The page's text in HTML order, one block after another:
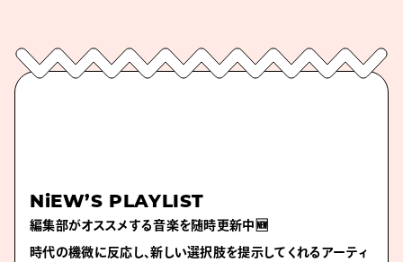
NiEW’S PLAYLIST
編集部がオススメする音楽を随時更新中🆕
時代の機微に反応し、新しい選択肢を提示してくれるアーティ